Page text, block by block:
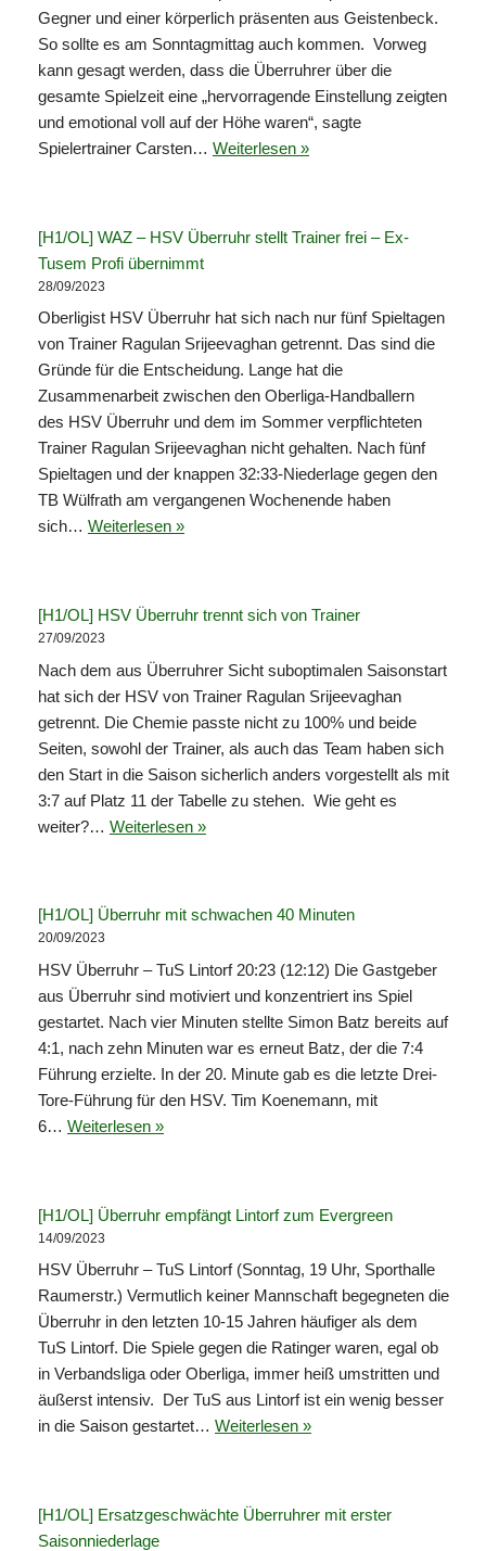
Gegner und einer körperlich präsenten aus Geistenbeck.
So sollte es am Sonntagmittag auch kommen. Vorweg
kann gesagt werden, dass die Überruhrer über die
gesamte Spielzeit eine „hervorragende Einstellung zeigten
und emotional voll auf der Höhe waren“, sagte
Spielertrainer Carsten… Weiterlesen »
[H1/OL] WAZ – HSV Überruhr stellt Trainer frei – Ex-
Tusem Profi übernimmt
28/09/2023
Oberligist HSV Überruhr hat sich nach nur fünf Spieltagen
von Trainer Ragulan Srijeevaghan getrennt. Das sind die
Gründe für die Entscheidung. Lange hat die
Zusammenarbeit zwischen den Oberliga-Handballern
des HSV Überruhr und dem im Sommer verpflichteten
Trainer Ragulan Srijeevaghan nicht gehalten. Nach fünf
Spieltagen und der knappen 32:33-Niederlage gegen den
TB Wülfrath am vergangenen Wochenende haben
sich… Weiterlesen »
[H1/OL] HSV Überruhr trennt sich von Trainer
27/09/2023
Nach dem aus Überruhrer Sicht suboptimalen Saisonstart
hat sich der HSV von Trainer Ragulan Srijeevaghan
getrennt. Die Chemie passte nicht zu 100% und beide
Seiten, sowohl der Trainer, als auch das Team haben sich
den Start in die Saison sicherlich anders vorgestellt als mit
3:7 auf Platz 11 der Tabelle zu stehen. Wie geht es
weiter?… Weiterlesen »
[H1/OL] Überruhr mit schwachen 40 Minuten
20/09/2023
HSV Überruhr – TuS Lintorf 20:23 (12:12) Die Gastgeber
aus Überruhr sind motiviert und konzentriert ins Spiel
gestartet. Nach vier Minuten stellte Simon Batz bereits auf
4:1, nach zehn Minuten war es erneut Batz, der die 7:4
Führung erzielte. In der 20. Minute gab es die letzte Drei-
Tore-Führung für den HSV. Tim Koenemann, mit
6… Weiterlesen »
[H1/OL] Überruhr empfängt Lintorf zum Evergreen
14/09/2023
HSV Überruhr – TuS Lintorf (Sonntag, 19 Uhr, Sporthalle
Raumerstr.) Vermutlich keiner Mannschaft begegneten die
Überruhr in den letzten 10-15 Jahren häufiger als dem
TuS Lintorf. Die Spiele gegen die Ratinger waren, egal ob
in Verbandsliga oder Oberliga, immer heiß umstritten und
äußerst intensiv. Der TuS aus Lintorf ist ein wenig besser
in die Saison gestartet… Weiterlesen »
[H1/OL] Ersatzgeschwächte Überruhrer mit erster
Saisonniederlage